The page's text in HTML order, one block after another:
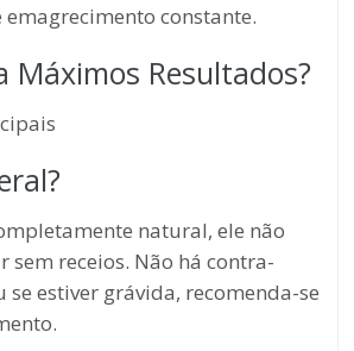
constante.
Máximos Resultados?
natural, ele não
sem receios. Não há contra-
estiver grávida, recomenda-se